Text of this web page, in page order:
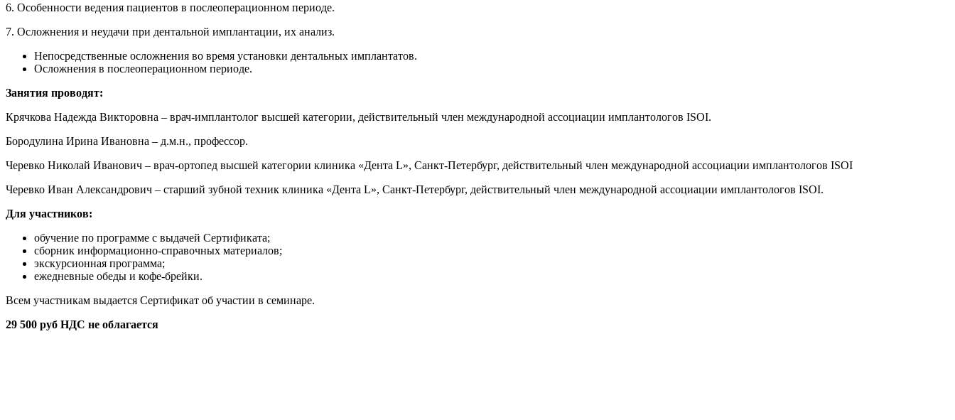
6. Особенности ведения пациентов в послеоперационном периоде.
7. Осложнения и неудачи при дентальной имплантации, их анализ.
Непосредственные осложнения во время установки дентальных имплантатов.
Осложнения в послеоперационном периоде.
Занятия проводят:
Крячкова Надежда Викторовна – врач-имплантолог высшей категории, действительный член международной ассоциации имплантологов ISOI.
Бородулина Ирина Ивановна – д.м.н., профессор.
Черевко Николай Иванович – врач-ортопед высшей категории клиника «Дента L», Санкт-Петербург, действительный член международной ассоциации имплантологов ISOI
Черевко Иван Александрович – старший зубной техник клиника «Дента L», Санкт-Петербург, действительный член международной ассоциации имплантологов ISOI.
Для участников:
обучение по программе с выдачей Сертификата;
сборник информационно-справочных материалов;
экскурсионная программа;
ежедневные обеды и кофе-брейки.
Всем участникам выдается Сертификат об участии в семинаре.
29 500 руб НДС не облагается